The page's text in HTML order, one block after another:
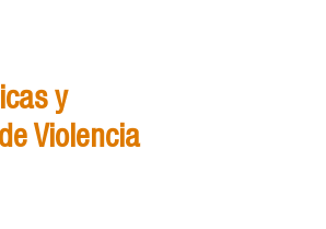
y
Violencia